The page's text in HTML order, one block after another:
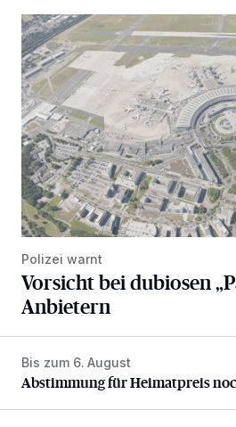
Vorsicht bei dubiosen „Park &
Polizei warnt
Vorsicht bei dubiosen
Anbietern
Abstimmung für Heimatpreis noch
Bis zum 6. August
Abstimmung für Heimatpreis